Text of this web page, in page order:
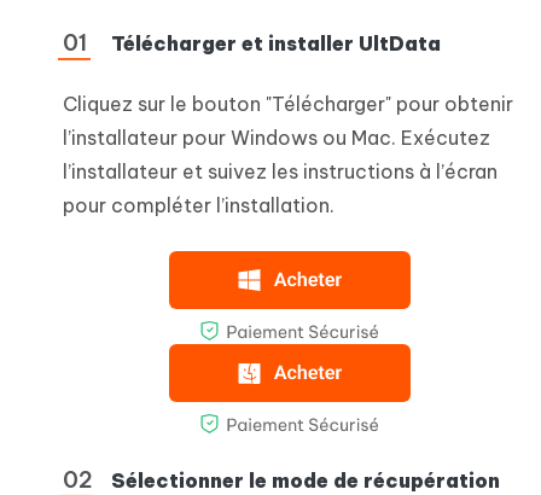
Télécharger et installer UltData
Cliquez sur le bouton "Télécharger" pour obtenir
l’installateur pour Windows ou Mac. Exécutez
l’installateur et suivez les instructions à l’écran
pour compléter l’installation.
Sélectionner le mode de récupération